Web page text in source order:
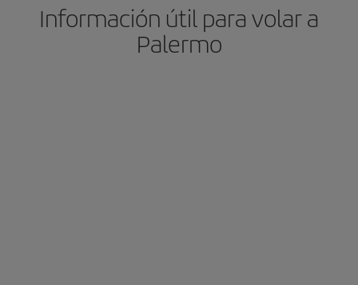
Información útil para volar a
Palermo